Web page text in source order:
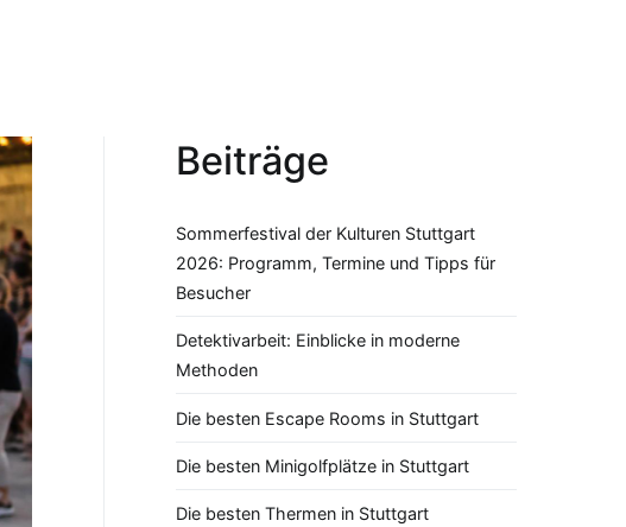
Beiträge
Sommerfestival der Kulturen Stuttgart
2026: Programm, Termine und Tipps für
Besucher
Detektivarbeit: Einblicke in moderne
Methoden
Die besten Escape Rooms in Stuttgart
Die besten Minigolfplätze in Stuttgart
Die besten Thermen in Stuttgart